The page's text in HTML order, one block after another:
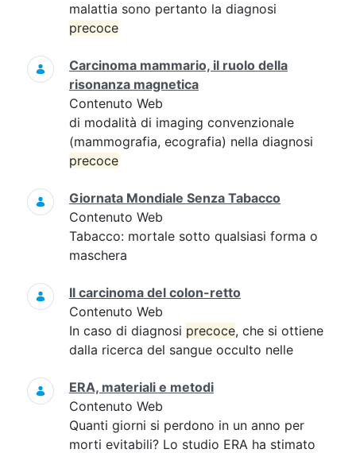
malattia sono pertanto la diagnosi
precoce
Carcinoma mammario, il ruolo della
risonanza magnetica
Contenuto Web
di modalità di imaging convenzionale
(mammografia, ecografia) nella diagnosi
precoce
Giornata Mondiale Senza Tabacco
Contenuto Web
Tabacco: mortale sotto qualsiasi forma o
maschera
Il carcinoma del colon-retto
Contenuto Web
In caso di diagnosi precoce, che si ottiene
dalla ricerca del sangue occulto nelle
ERA, materiali e metodi
Contenuto Web
Quanti giorni si perdono in un anno per
morti evitabili? Lo studio ERA ha stimato